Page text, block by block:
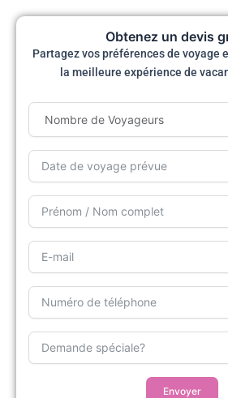
Obtenez un devis
Partagez vos préférences de voyage
la meilleure expérience de
Envoyer